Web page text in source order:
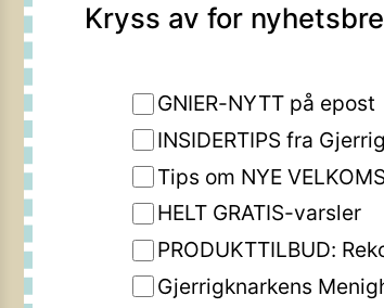
Kryss av for
GNIER-NYTT på epost
INSIDERTIPS fra
Tips om NYE
HELT GRATIS-varsler
PRODUKTTILBUD:
Gjerrigknarkens